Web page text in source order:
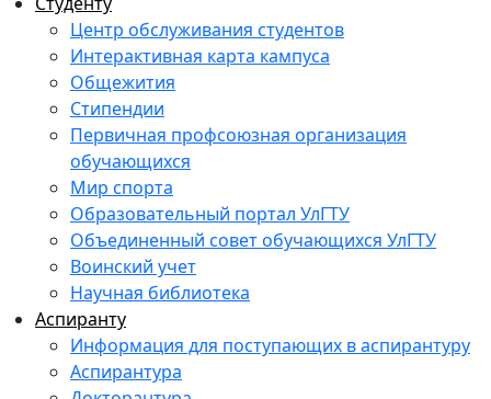
Центр обслуживания студентов
Интерактивная карта кампуса
Общежития
Стипендии
Первичная профсоюзная организация
обучающихся
Мир спорта
Образовательный портал УлГТУ
Объединенный совет обучающихся УлГТУ
Воинский учет
Научная библиотека
Аспиранту
Информация для поступающих в аспирантуру
Аспирантура